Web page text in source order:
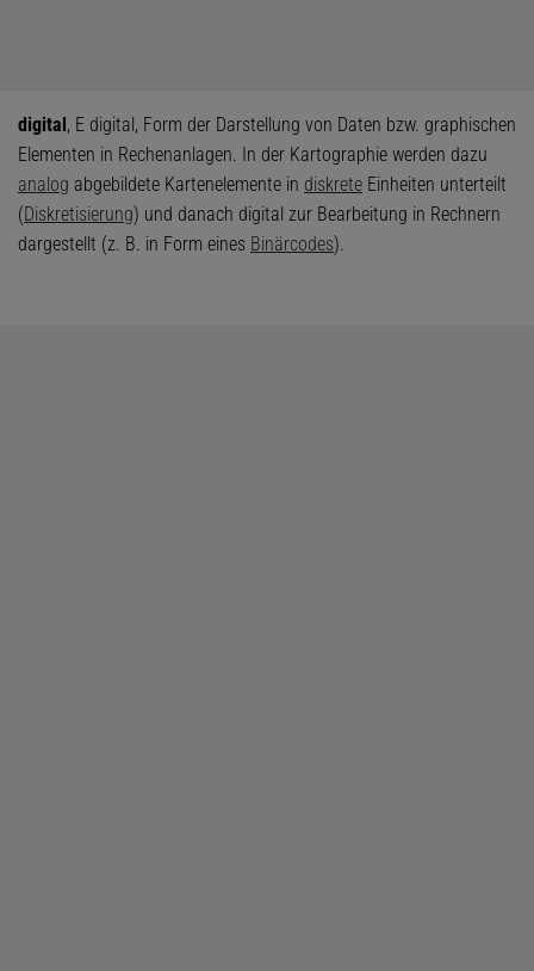
digital, E digital, Form der Darstellung von Daten bzw. graphischen
Elementen in Rechenanlagen. In der Kartographie werden dazu
analog abgebildete Kartenelemente in diskrete Einheiten unterteilt
(Diskretisierung) und danach digital zur Bearbeitung in Rechnern
dargestellt (z. B. in Form eines Binärcodes).